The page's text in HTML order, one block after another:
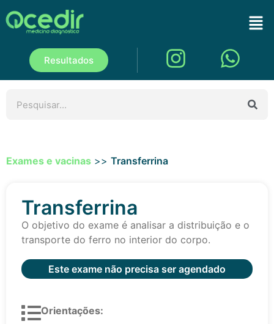
Resultados
Exames e vacinas >> Transferrina
Transferrina
O objetivo do exame é analisar a distribuição e o
transporte do ferro no interior do corpo.
Este exame não precisa ser agendado
Orientações: